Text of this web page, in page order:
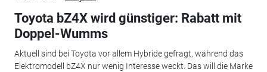
Toyota bZ4X wird günstiger: Rabatt mit
Doppel-Wumms
Aktuell sind bei Toyota vor allem Hybride gefragt, während das
Elektromodell bZ4X nur wenig Interesse weckt. Das will die Marke